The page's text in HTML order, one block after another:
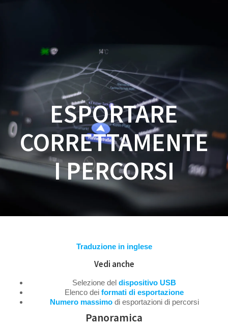
ESPORTARE
CORRETTAMENTE
I PERCORSI
Traduzione in inglese
Vedi anche
Selezione del dispositivo USB
Elenco dei formati di esportazione
Numero massimodi esportazioni di percorsi
Panoramica